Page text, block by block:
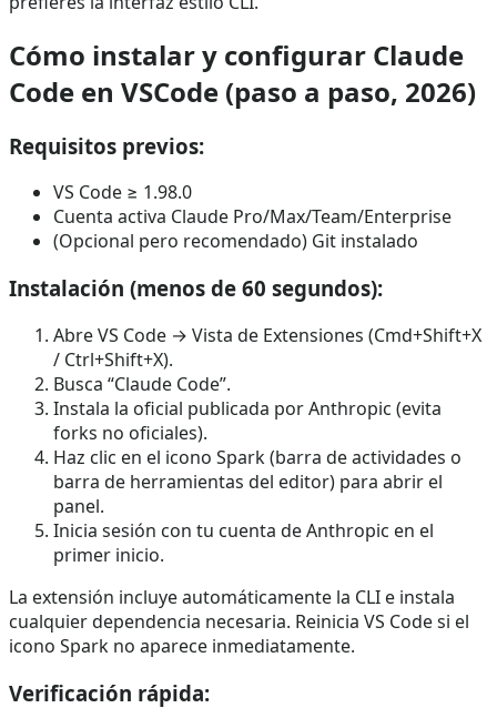
Cómo instalar y configurar Claude
Code en VSCode (paso a paso, 2026)
Requisitos previos:
VS Code ≥ 1.98.0
Cuenta activa Claude Pro/Max/Team/Enterprise
(Opcional pero recomendado) Git instalado
Instalación (menos de 60 segundos):
Abre VS Code → Vista de Extensiones (Cmd+Shift+X
/ Ctrl+Shift+X).
Busca “Claude Code”.
Instala la oficial publicada por Anthropic (evita
forks no oficiales).
Haz clic en el icono Spark (barra de actividades o
barra de herramientas del editor) para abrir el
panel.
Inicia sesión con tu cuenta de Anthropic en el
primer inicio.
La extensión incluye automáticamente la CLI e instala
cualquier dependencia necesaria. Reinicia VS Code si el
icono Spark no aparece inmediatamente.
Verificación rápida: